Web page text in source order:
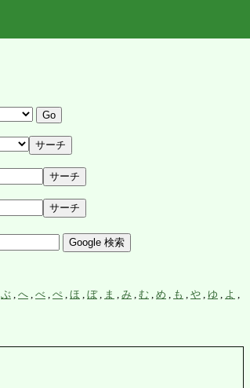
ぶ へ べ ぺ ほ ぼ, ま み む め も や ゆ よ